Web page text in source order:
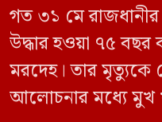
গত ৩১ মে
উদ্ধার হওয়া ৭৫ বছর
মরদেহ। তার মৃত্যুকে
আলোচনার মধ্যে মুখ